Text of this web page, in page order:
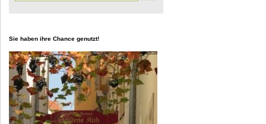
Sie haben ihre Chance genutzt!